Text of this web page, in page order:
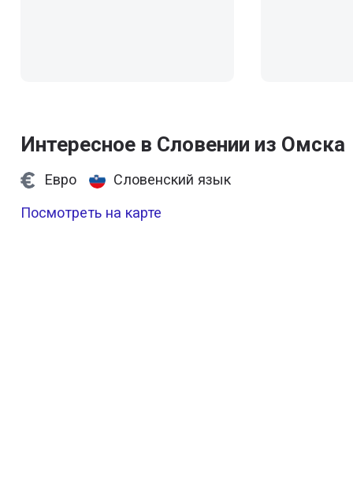
Интересное в Словении из Омска
Евро
Словенский язык
Посмотреть на карте